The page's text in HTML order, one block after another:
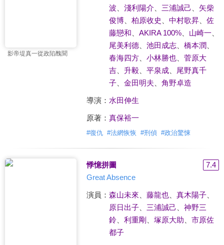
影帝堤真一從政陷醜聞
波
淺利陽介 三浦誠己
矢柴
俊博、 柏原收史 中村歌昇、 佐
藤戀和
AKIRA 100%、 山崎一
尾美利德、 池田成志、 橋本潤
春海四方、 小林勝也、 菅原大
吉、 升毅、 平泉成、
尾野真千
子、 金田明夫 角野卓造
導演： 水田伸生
原著： 真保裕一
#復仇 #法網恢恢 #刑偵 #政治驚悚
悸憶拼圖
7.4
Great Absence
演員： 森山未來 藤龍也、 真木陽子、
原日出子、 三浦誠己
神野三
鈴
利重剛 塚原大助
市原佐
都子